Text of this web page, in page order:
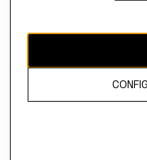
propiedad de H&M Hennes &